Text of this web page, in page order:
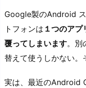
Google製のAndroid
トフォンは １つのア
覆ってしまいます。別
替えて使うしかない。
実は、最近のAndroid